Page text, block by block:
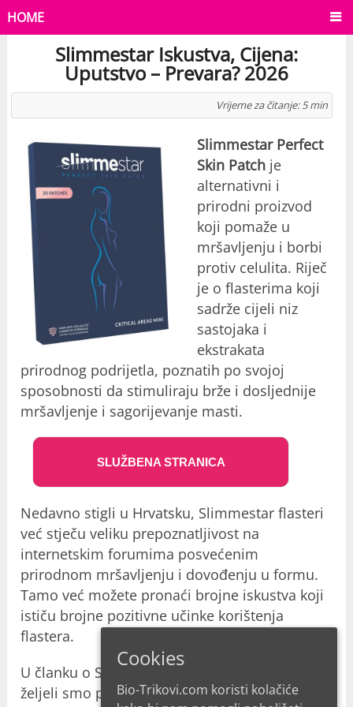
HOME
Slimmestar Iskustva, Cijena:
Uputstvo – Prevara? 2026
Vrijeme za čitanje: 5 min
Slimmestar Perfect
Skin Patchje
alternativni i
prirodni proizvod
koji pomaže u
mršavljenju i borbi
protiv celulita. Riječ
je o flasterima koji
sadrže cijeli niz
sastojaka i
ekstrakata
prirodnog podrijetla, poznatih po svojoj
sposobnosti da stimuliraju brže i dosljednije
mršavljenje i sagorijevanje masti.
SLUŽBENA STRANICA
Nedavno stigli u Hrvatsku, Slimmestar flasteri
već stječu veliku prepoznatljivost na
internetskim forumima posvećenim
prirodnom mršavljenju i dovođenju u formu.
Tamo već možete pronaći brojne iskustva koji
ističu brojne pozitivne učinke korištenja
flastera.
U članku o Slimmestar Perfect Skin Patch
željeli smo prikupiti sve što trebate znati o
Cookies
Bio-Trikovi.com koristi kolačiće